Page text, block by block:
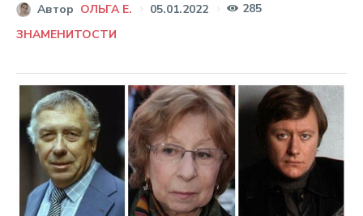
Автор ОЛЬГА Е. 05.01.2022
285
ЗНАМЕНИТОСТИ